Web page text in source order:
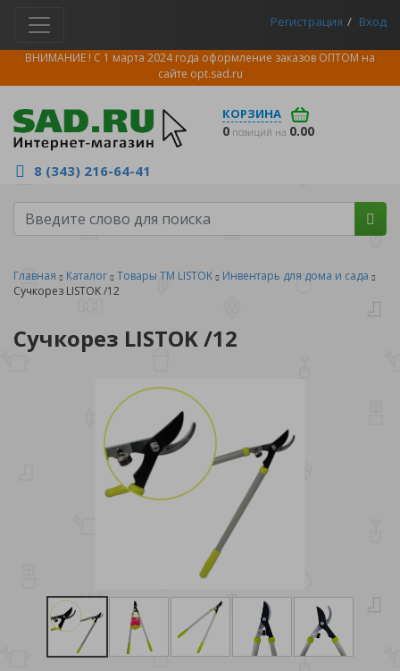
Регистрация Вход
ВНИМАНИЕ ! С 1 марта 2024 года оформление заказов ОПТОМ на
сайте opt.sad.ru
КОРЗИНА
0 позиций на 0.00
8 (343) 216-64-41
Главная Каталог Товары ТМ LISTOK
Инвентарь для дома и сада
Сучкорез LISTOK /12
Сучкорез LISTOK /12